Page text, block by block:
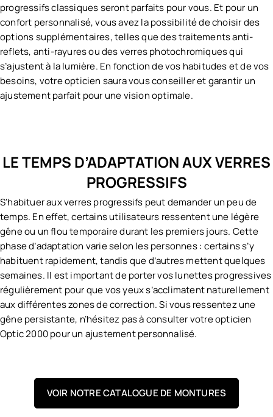
progressifs classiques seront parfaits pour vous. Et pour un
confort personnalisé, vous avez la possibilité de choisir des
options supplémentaires, telles que des traitements anti-
reflets, anti-rayures ou des verres photochromiques qui
s’ajustent à la lumière. En fonction de vos habitudes et de vos
besoins, votre opticien saura vous conseiller et garantir un
ajustement parfait pour une vision optimale.
LE TEMPS D’ADAPTATION AUX VERRES
PROGRESSIFS
S’habituer aux verres progressifs peut demander un peu de
temps. En effet, certains utilisateurs ressentent une légère
gêne ou un flou temporaire durant les premiers jours. Cette
phase d’adaptation varie selon les personnes : certains s’y
habituent rapidement, tandis que d’autres mettent quelques
semaines. Il est important de porter vos lunettes progressives
régulièrement pour que vos yeux s’acclimatent naturellement
aux différentes zones de correction. Si vous ressentez une
gêne persistante, n’hésitez pas à consulter votre opticien
Optic 2000 pour un ajustement personnalisé.
VOIR NOTRE CATALOGUE DE MONTURES